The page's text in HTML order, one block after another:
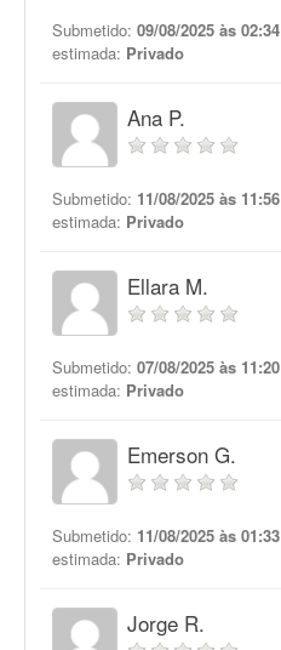
Submetido: 09/08/2025 às 02:34
estimada: Privado
Ana P.
Submetido: 11/08/2025 às 11:56
estimada: Privado
Ellara M.
Submetido: 07/08/2025 às 11:20
estimada: Privado
Emerson G.
Submetido: 11/08/2025 às 01:33
estimada: Privado
Jorge R.